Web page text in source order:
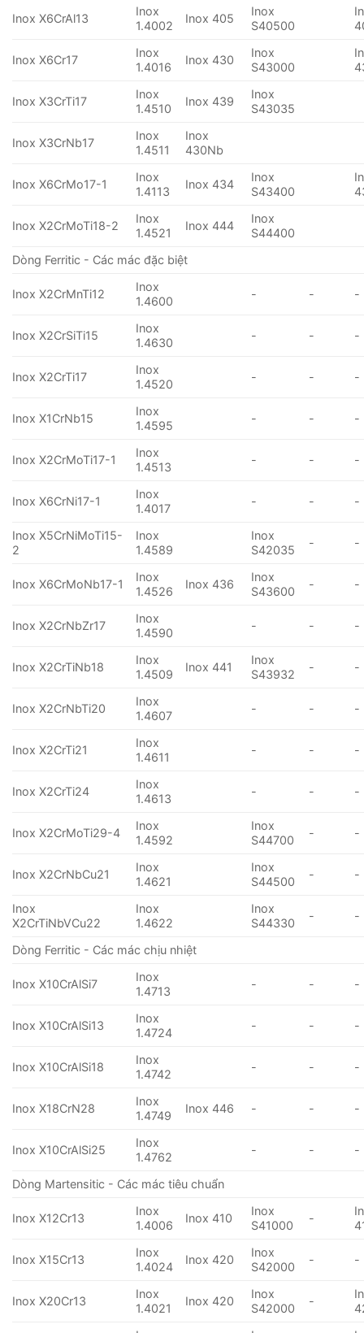
Inox X6CrAl13
Inox
1.4002
Inox 405
Inox
S40500
Inox X6Cr17
Inox
1.4016
Inox 430
Inox
S43000
Inox X3CrTi17
Inox
1.4510
Inox 439
Inox
S43035
Inox X3CrNb17
Inox
1.4511
Inox
430Nb
Inox X6CrMo17-1
Inox
1.4113
Inox 434
Inox
S43400
Inox X2CrMoTi18-2
Inox
1.4521
Inox 444
Inox
S44400
Dòng Ferritic - Các mác đặc biệt
Inox X2CrMnTi12
Inox
1.4600
- - -
Inox X2CrSiTi15
Inox
1.4630
- - -
Inox X2CrTi17
Inox
1.4520
- - -
Inox X1CrNb15
Inox
1.4595
- - -
Inox X2CrMoTi17-1
Inox
1.4513
- - -
Inox X6CrNi17-1
Inox
1.4017
- - -
Inox X5CrNiMoTi15-
2
Inox
1.4589
Inox
S42035
- -
Inox X6CrMoNb17-1
Inox
1.4526
Inox 436
Inox
S43600
- -
Inox X2CrNbZr17
Inox
1.4590
- - -
Inox X2CrTiNb18
Inox
1.4509
Inox 441
Inox
S43932
- -
Inox X2CrNbTi20
Inox
1.4607
- - -
Inox X2CrTi21
Inox
1.4611
- - -
Inox X2CrTi24
Inox
1.4613
- - -
Inox X2CrMoTi29-4
Inox
1.4592
Inox
S44700
- -
Inox X2CrNbCu21
Inox
1.4621
Inox
S44500
- -
Inox
X2CrTiNbVCu22
Inox
1.4622
Inox
S44330
- -
Dòng Ferritic - Các mác chịu nhiệt
Inox X10CrAlSi7
Inox
1.4713
- - -
Inox X10CrAlSi13
Inox
1.4724
- - -
Inox X10CrAlSi18
Inox
1.4742
- - -
Inox X18CrN28
Inox
1.4749
Inox 446 - - -
Inox X10CrAlSi25
Inox
1.4762
- - -
Dòng Martensitic - Các mác tiêu chuẩn
Inox X12Cr13
Inox
1.4006
Inox 410
Inox
S41000
-
Inox X15Cr13
Inox
1.4024
Inox 420
Inox
S42000
- -
Inox X20Cr13
Inox
1.4021
Inox 420
Inox
S42000
-